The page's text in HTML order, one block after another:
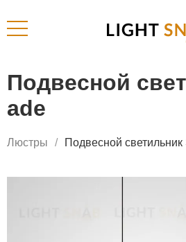
Подвесной
ade
Люстры Подвесной